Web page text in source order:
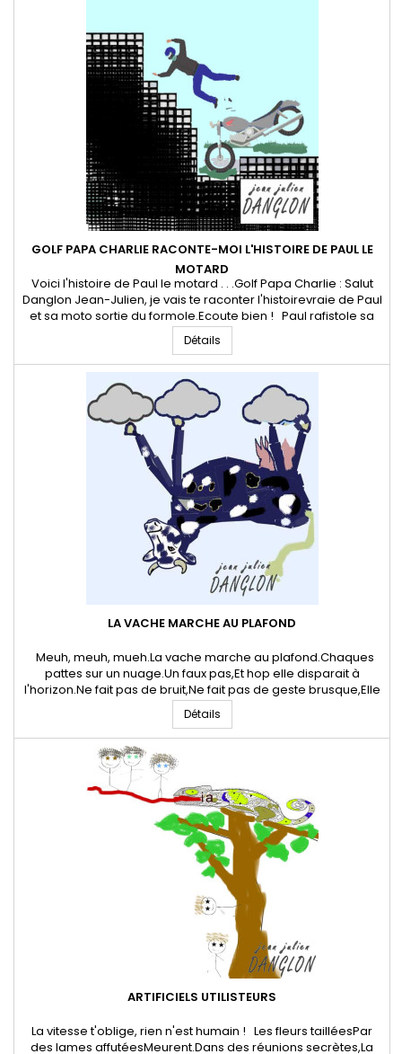
GOLF PAPA CHARLIE RACONTE-MOI L'HISTOIRE DE PAUL LE
MOTARD
Voici l'histoire de Paul le motard . . .Golf Papa Charlie : Salut
Danglon Jean-Julien, je vais te raconter l'histoirevraie de Paul
et sa moto sortie du formole.Ecoute bien ! Paul rafistole sa
moto sortie du formolePaul veut prendre son envolRéservoir
rempli de méthanolVigeur à 68 euros le litreGaz cowboy,Paul
a oublé l'antivol.Il a gagné le pactole,Un...
Détails
LA VACHE MARCHE AU PLAFOND
Meuh, meuh, mueh.La vache marche au plafond.Chaques
pattes sur un nuage.Un faux pas,Et hop elle disparait à
l'horizon.Ne fait pas de bruit,Ne fait pas de geste brusque,Elle
fait ton fromage. 21 Octobre 2023 * Jean-Julien Danglon -
Poête et artiste digital. Tous droits réservés Danglon.fr
Détails
ARTIFICIELS UTILISTEURS
La vitesse t'oblige, rien n'est humain ! Les fleurs tailléesPar
des lames affutéesMeurent.Dans des réunions secrètes,La